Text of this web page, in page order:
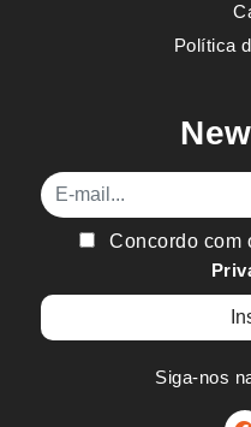
Política
E-mail
Concordo com
Siga-nos